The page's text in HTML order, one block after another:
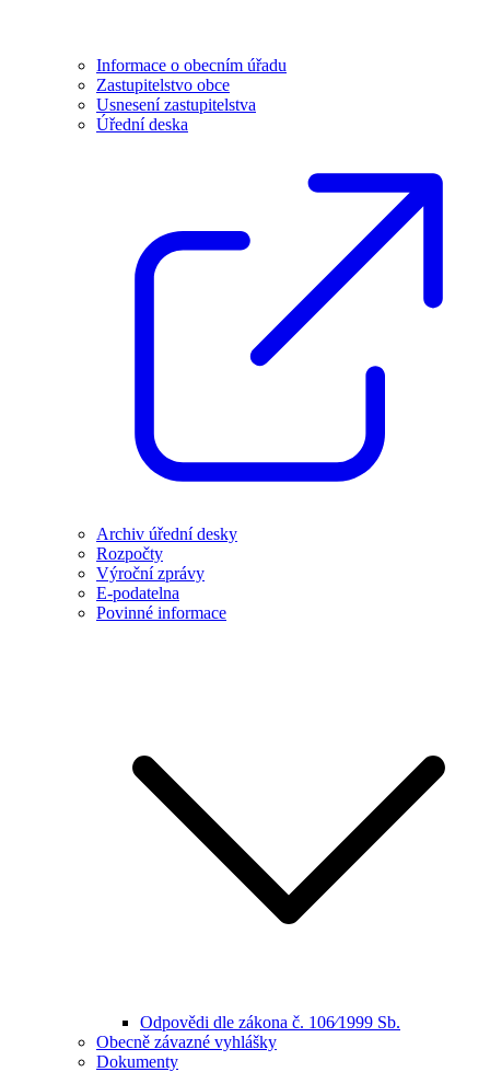
Informace o obecním úřadu
Zastupitelstvo obce
Usnesení zastupitelstva
Úřední deska
Archiv úřední desky
Rozpočty
Výroční zprávy
E-podatelna
Povinné informace
Odpovědi dle zákona č. 106⁄1999 Sb.
Obecně závazné vyhlášky
Dokumenty